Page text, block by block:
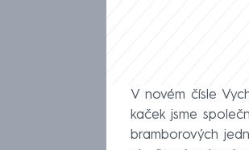
V novém čísle
kaček jsme
bramborových